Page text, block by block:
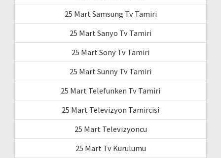
25 Mart Samsung Tv Tamiri
25 Mart Sanyo Tv Tamiri
25 Mart Sony Tv Tamiri
25 Mart Sunny Tv Tamiri
25 Mart Telefunken Tv Tamiri
25 Mart Televizyon Tamircisi
25 Mart Televizyoncu
25 Mart Tv Kurulumu